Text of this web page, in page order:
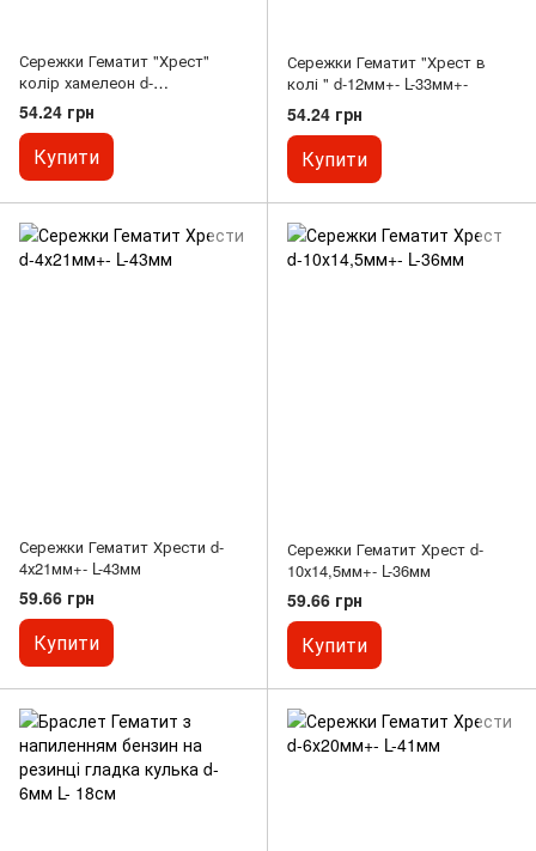
Сережки Гематит "Хрест"
колір хамелеон d-
8,5х10,5х3мм+- L-3см+-
54.24 грн
Купити
Сережки Гематит "Хрест в
колі " d-12мм+- L-33мм+-
54.24 грн
Купити
Сережки Гематит Хрести d-
4х21мм+- L-43мм
59.66 грн
Купити
Сережки Гематит Хрест d-
10х14,5мм+- L-36мм
59.66 грн
Купити